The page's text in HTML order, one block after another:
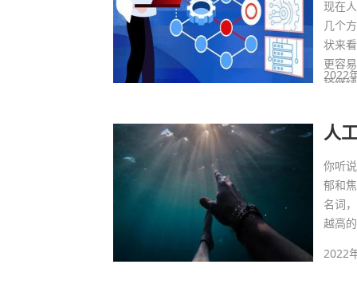
现在
几个
状来
更容
择继
2022
人
你听
郁和
名词
越高
2022